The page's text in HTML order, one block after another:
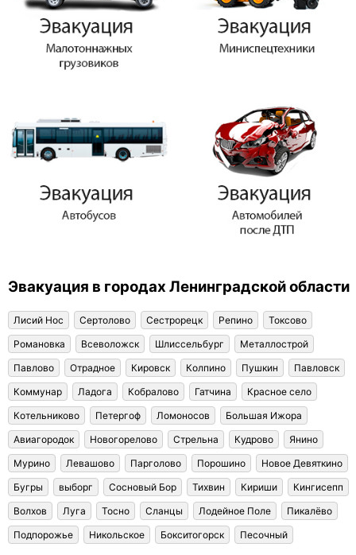
Эвакуация в городах Ленинградской области
Лисий Нос Сертолово Сестрорецк Репино
Токсово
Романовка
Всеволожск Шлиссельбург
Металлострой
Павлово
Отрадное Кировск Колпино Пушкин
Павловск
Коммунар
Ладога Кобралово Гатчина
Красное село
Котельниково
Петергоф Ломоносов
Большая Ижора
Авиагородок
Новогорелово Стрельна Кудрово
Янино
Мурино
Левашово Парголово Порошино
Новое Девяткино
Бугры
выборг Сосновый Бор Тихвин Кириши
Кингисепп
Волхов
Луга Тосно Сланцы Лодейное Поле
Пикалёво
Подпорожье
Никольское Бокситогорск Песочный